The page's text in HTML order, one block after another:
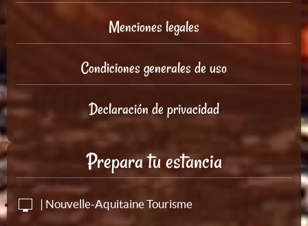
Menciones legales
Condiciones generales de uso
Declaración de privacidad
Prepara tu estancia
| Nouvelle-Aquitaine Tourisme